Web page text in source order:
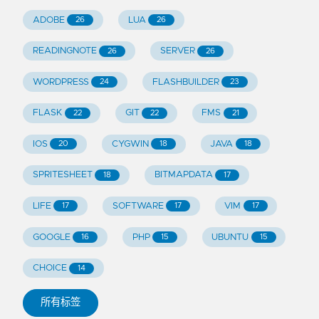
ADOBE 26 LUA 26
READINGNOTE 26 SERVER 26
WORDPRESS 24 FLASHBUILDER 23
FLASK 22 GIT 22 FMS 21
IOS 20 CYGWIN 18 JAVA 18
SPRITESHEET 18 BITMAPDATA 17
LIFE 17 SOFTWARE 17 VIM 17
GOOGLE 16 PHP 15 UBUNTU 15
CHOICE 14
所有标签